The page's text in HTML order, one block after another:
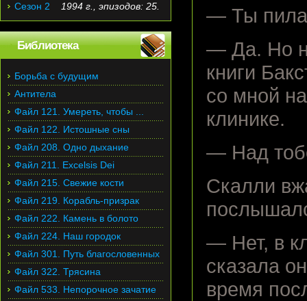
— Ты пила
— Да. Но
книги
со мной
клинике.
— Над
Скалли
— Нет, в
сказала
время
Сезон 2
1994 г., эпизодов: 25.
Библиотека
Борьба с будущим
Антитела
Файл 121. Умереть, чтобы ...
Файл 122. Истошные сны
Файл 208. Одно дыхание
Файл 211. Excelsis Dei
Файл 215. Свежие кости
Файл 219. Корабль-призрак
Файл 222. Камень в болото
Файл 224. Наш городок
Файл 301. Путь благословенных
Файл 322. Трясина
Файл 533. Непорочное зачатие